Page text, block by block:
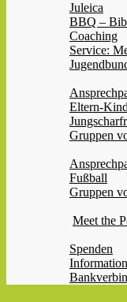
Juleica
BBQ –
Coaching
Service:
Eltern-
Gruppen
Fußball
Gruppen
Meet the
Spenden